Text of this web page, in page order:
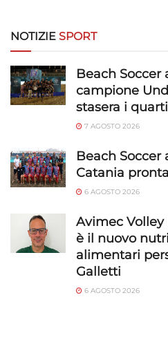
NOTIZIE SPORT
Beach Soccer
campione
stasera i
7 AGOSTO 2026
Beach Soccer
Catania
6 AGOSTO 2026
Avimec Volley
è il nuovo
alimentari
Galletti
6 AGOSTO 2026